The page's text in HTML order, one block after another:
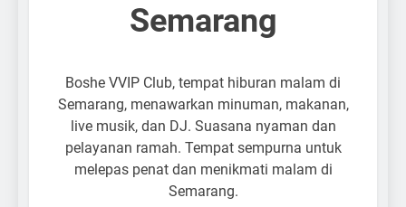
Semarang
Boshe VVIP Club, tempat hiburan malam di
Semarang, menawarkan minuman, makanan,
live musik, dan DJ. Suasana nyaman dan
pelayanan ramah. Tempat sempurna untuk
melepas penat dan menikmati malam di
Semarang.